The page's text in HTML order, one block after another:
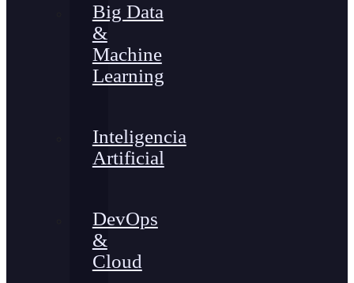
Big Data
&
Machine
Learning
Inteligencia
Artificial
DevOps
&
Cloud